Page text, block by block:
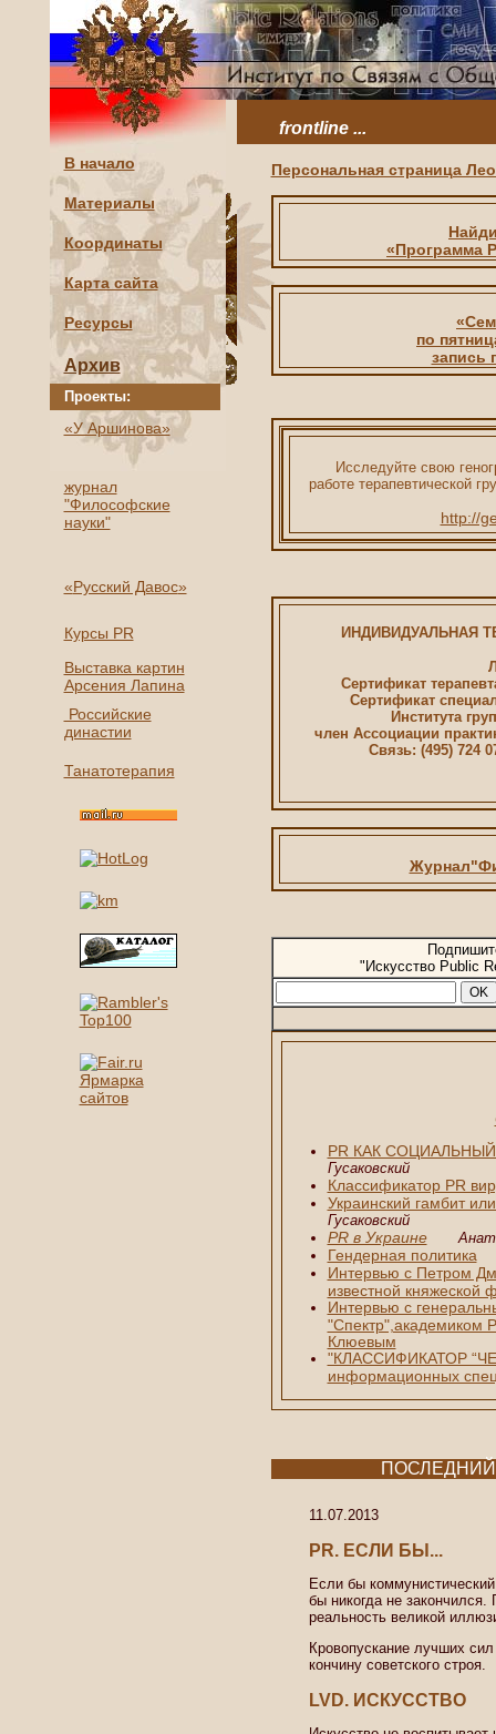
В начало
Материалы
Координаты
Карта сайта
Ресурсы
Архив
Проекты:
«У Аршинова»
журнал
"Философские
науки"
«Русский Давос»
Курсы PR
Выставка картин
Арсения Лапина
Российские
династии
Танатотерапия
frontline ...
Персональная страница
«Программа
по
запись
Исследуйте свою
работе терапевтической
http://
ИНДИВИДУАЛЬНАЯ
Сертификат
Сертификат
Института
член Ассоциации
Связь: (495) 724
"Искусство Public
PR КАК
Гусаковский
Классификатор PR
Украинский гамбит
Гусаковский
PR в Украине
Гендерная политика
Интервью c Петром
известной княжеской
Интервью с
"Спектр",академиком
Клюевым
"КЛАССИФИКАТОР
информационных
11.07.2013
PR. ЕСЛИ БЫ...
Если бы
бы никогда не закончился.
реальность великой
Кровопускание лучших
кончину советского строя.
LVD. ИСКУССТВО